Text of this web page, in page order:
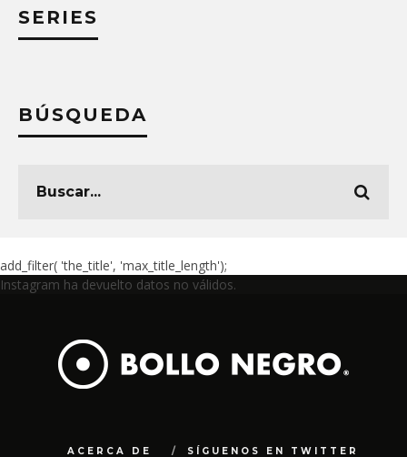
SERIES
BÚSQUEDA
add_filter( 'the_title', 'max_title_length');
Instagram ha devuelto datos no válidos.
ACERCA DE SÍGUENOS EN TWITTER